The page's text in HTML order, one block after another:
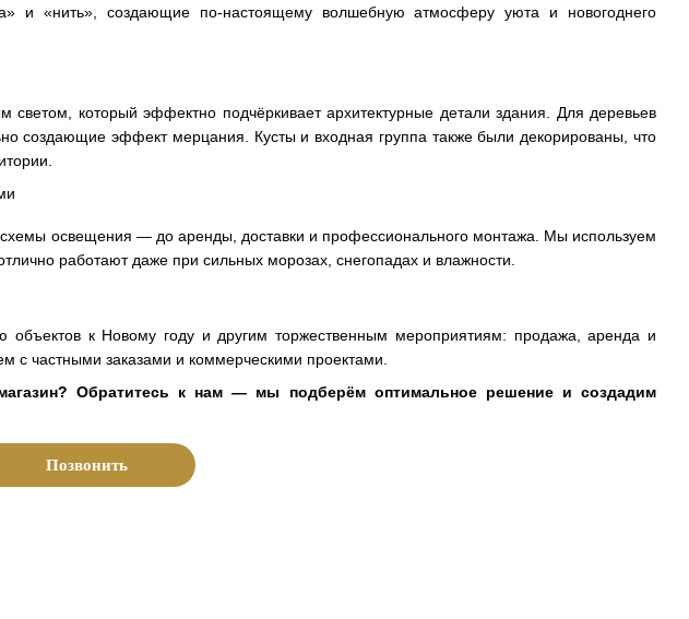
и «нить», создающие по-настоящему волшебную атмосферу уюта и новогоднего
который эффектно подчёркивает архитектурные детали здания. Для деревьев
создающие эффект мерцания. Кусты и входная группа также были декорированы, что
освещения — до аренды, доставки и профессионального монтажа. Мы используем
работают даже при сильных морозах, снегопадах и влажности.
к Новому году и другим торжественным мероприятиям: продажа, аренда и
с частными заказами и коммерческими проектами.
Обратитесь к нам — мы подберём оптимальное решение и создадим
Позвонить